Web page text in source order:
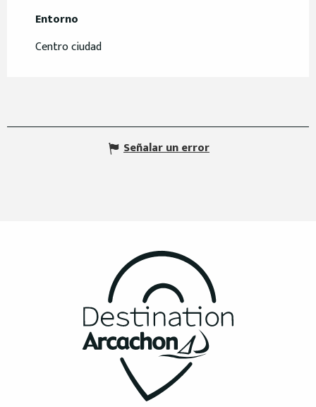
Entorno
Entorno
Centro ciudad
Señalar un error